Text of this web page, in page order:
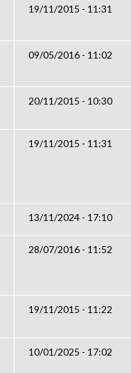
19/11/2015 - 11:31
09/05/2016 - 11:02
20/11/2015 - 10:30
19/11/2015 - 11:31
13/11/2024 - 17:10
28/07/2016 - 11:52
19/11/2015 - 11:22
10/01/2025 - 17:02